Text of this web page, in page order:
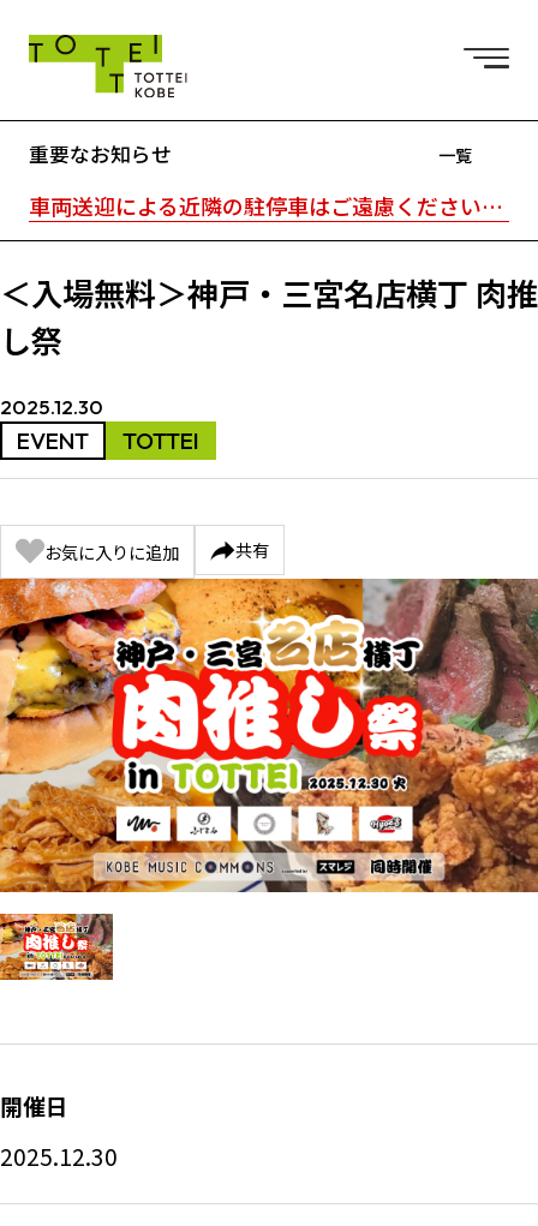
重要なお知らせ
車両送迎による近隣の駐停車はご遠慮ください。駐車場はTOTTEI外の近隣駐車場をご利用ください。｜TOTTEI内はキャッシュレスです。
一覧
＜入場無料＞神戸・三宮名店横丁 肉推
し祭
2025.12.30
EVENT TOTTEI
お気に入りに追加 共有
Item
1
of
開催日
2025.12.30